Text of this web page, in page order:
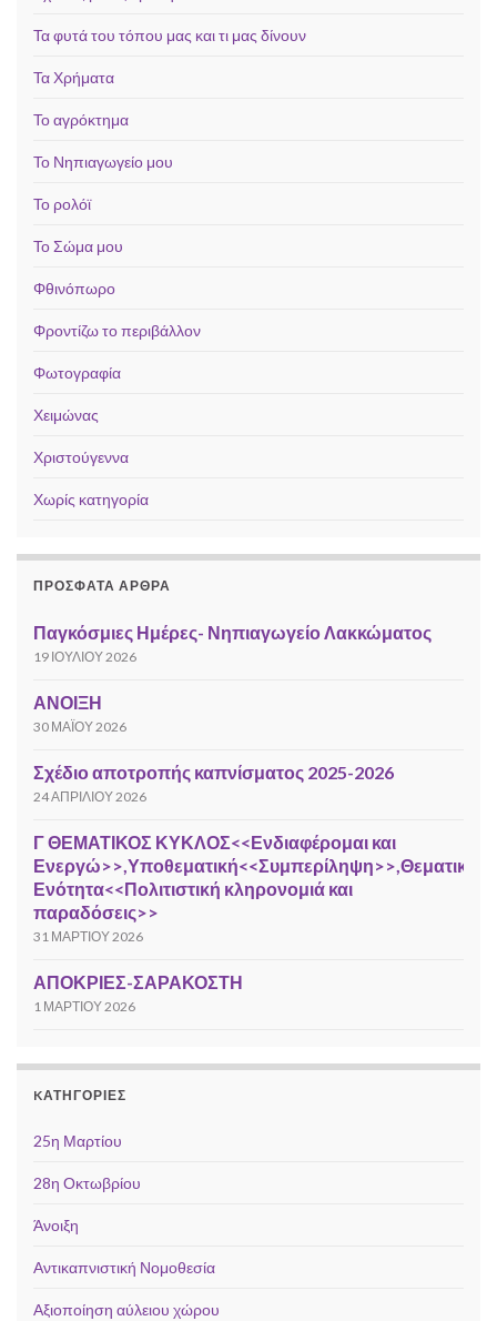
Τα φυτά του τόπου μας και τι μας δίνουν
Τα Χρήματα
Το αγρόκτημα
Το Νηπιαγωγείο μου
Το ρολόϊ
Το Σώμα μου
Φθινόπωρο
Φροντίζω το περιβάλλον
Φωτογραφία
Χειμώνας
Χριστούγεννα
Χωρίς κατηγορία
ΠΡΌΣΦΑΤΑ ΆΡΘΡΑ
Παγκόσμιες Ημέρες- Νηπιαγωγείο Λακκώματος
19 ΙΟΥΛΊΟΥ 2026
ΑΝΟΙΞΗ
30 ΜΑΪ́ΟΥ 2026
Σχέδιο αποτροπής καπνίσματος 2025-2026
24 ΑΠΡΙΛΊΟΥ 2026
Γ ΘΕΜΑΤΙΚΟΣ ΚΥΚΛΟΣ<<Ενδιαφέρομαι και
Ενεργώ>>,Υποθεματική<<Συμπερίληψη>>,Θεματική
Ενότητα<<Πολιτιστική κληρονομιά και
παραδόσεις>>
31 ΜΑΡΤΊΟΥ 2026
ΑΠΟΚΡΙΕΣ-ΣΑΡΑΚΟΣΤΗ
1 ΜΑΡΤΊΟΥ 2026
KΑΤΗΓΟΡΊΕΣ
25η Μαρτίου
28η Οκτωβρίου
Άνοιξη
Αντικαπνιστική Νομοθεσία
Αξιοποίηση αύλειου χώρου